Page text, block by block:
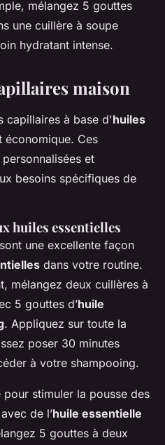
mélangez 5 gouttes
une cuillère à soupe
hydratant intense.
maison
capillaires à base d'huiles
économique. Ces
et
besoins spécifiques de
huiles essentielles
sont une excellente façon
dans votre routine.
mélangez deux cuillères à
5 gouttes d’huile
. Appliquez sur toute la
poser 30 minutes
à votre shampooing.
stimuler la pousse des
de l’huile essentielle
5 gouttes à deux